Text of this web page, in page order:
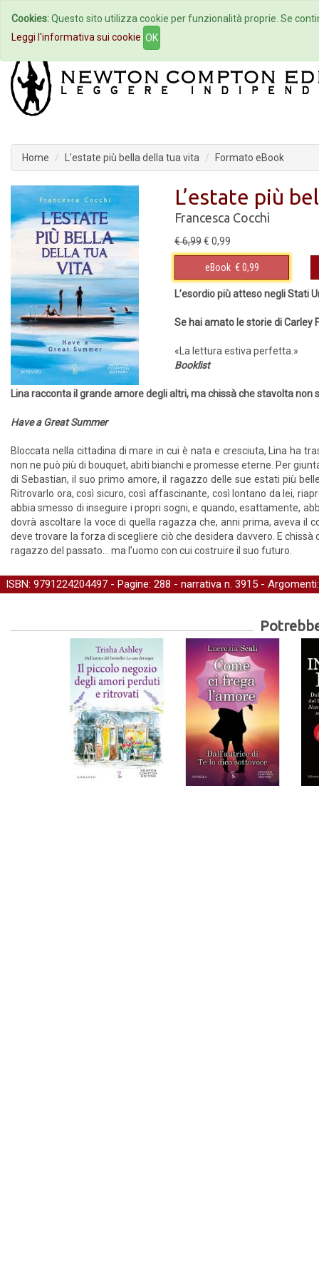
Home Autori Eventi
Home L’estate più bella della tua vita Formato eBook
L’estate più
Francesca Cocchi
€ 6,99€ 0,99
eBook € 0,99
L’esordio più atteso negli Stati
Se hai amato le storie di Carley
«La lettura estiva perfetta.»
Booklist
Lina racconta il grande amore degli altri, ma chissà che stavolta non
Have a Great Summer
Bloccata nella cittadina di mare in cui è nata e cresciuta, Lina ha
non ne può più di bouquet, abiti bianchi e promesse eterne. Per
di Sebastian, il suo primo amore, il ragazzo delle sue estati più
Ritrovarlo ora, così sicuro, così affascinante, così lontano da lei,
abbia smesso di inseguire i propri sogni, e quando, esattamente,
dovrà ascoltare la voce di quella ragazza che, anni prima, aveva il
deve trovare la forza di scegliere ciò che desidera davvero. E
ragazzo del passato… ma l’uomo con cui costruire il suo futuro.
ISBN: 9791224204497 - Pagine: 288 - narrativa n. 3915 -
Cookies:Questo sito utilizza cookie per funzionalità proprie. Se
Leggi l'informativa sui cookie OK